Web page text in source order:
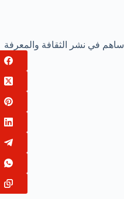
ساهم في نشر الثقافة والمعرفة